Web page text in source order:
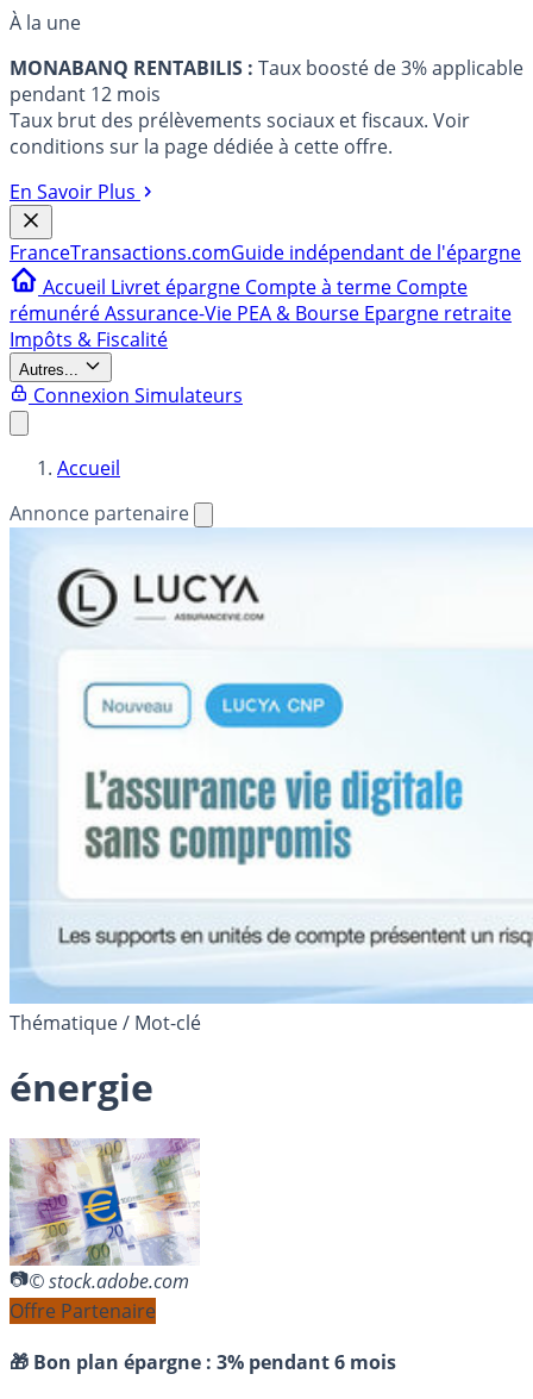
À la une
MONABANQ RENTABILIS : Taux boosté de 3% applicable
pendant 12 mois
Taux brut des prélèvements sociaux et fiscaux. Voir
conditions sur la page dédiée à cette offre.
En Savoir Plus
FranceTransactions.comGuide indépendant de l'épargne
Accueil Livret épargne Compte à terme Compte
rémunéréAssurance-Vie PEA & Bourse Epargne retraite
Impôts & Fiscalité
Autres...
Connexion Simulateurs
Accueil
Annonce partenaire
Thématique / Mot-clé
énergie
© stock.adobe.com
Offre Partenaire
🎁 Bon plan épargne : 3% pendant 6 mois